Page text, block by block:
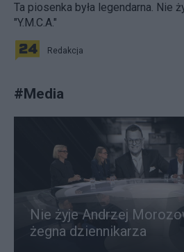
Ta piosenka była legendarna. Nie
"Y.M.C.A."
Redakcja
#Media
Nie żyje Andrzej
żegna dziennikarza